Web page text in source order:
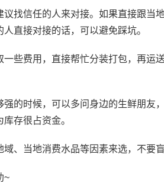
找信任的人来对接。如果直接跟当
直接对接的话，可以避免踩坑。
些费用，直接帮忙分装打包，再运
的时候，可以多问身边的生鲜朋友
存很占资金。
、当地消费水品等因素来选，不要盲
~